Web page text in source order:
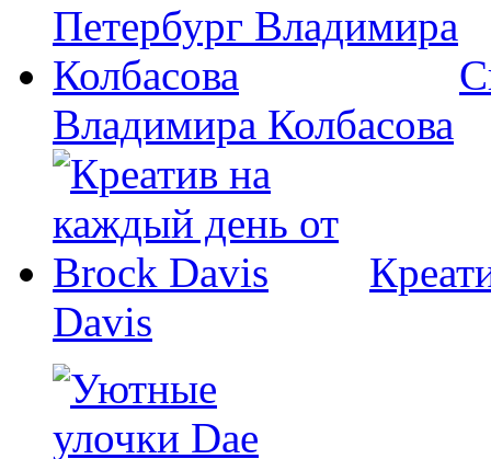
Владимира Колбасова
Davis